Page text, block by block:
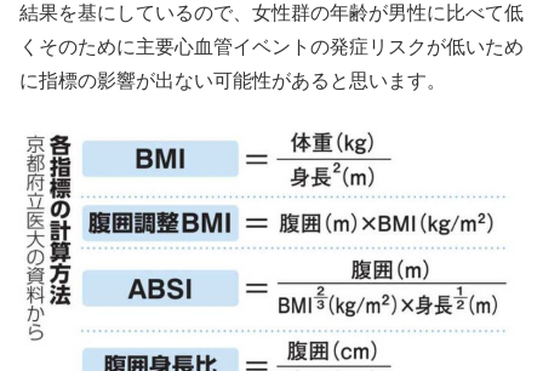
結果を基にしているので、女性群の年齢が男性に比べて低
くそのために主要心血管イベントの発症リスクが低いため
に指標の影響が出ない可能性があると思います。